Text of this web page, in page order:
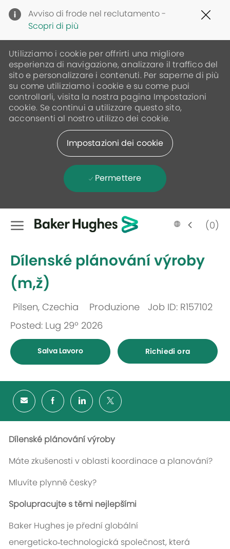
Avviso di frode nel reclutamento -
Scopri di più
Utilizziamo i cookie per offrirti una migliore
esperienza di navigazione, analizzare il traffico del
sito e personalizzare i contenuti. Per saperne di più
su come utilizziamo i cookie e su come puoi
controllarli, visita la nostra pagina Impostazioni
cookie. Se continui a utilizzare questo sito,
acconsenti al nostro utilizzo dei cookie.
Impostazioni dei cookie
Permettere
Skip to main content
Language
selected
Italian (0)
Dílenské plánování výroby
(m,ž)
Ubicazione
Pilsen, Czechia Produzione
Job ID: R157102
Posted: Lug 29º 2026
Salva Lavoro Richiedi ora
Dílenské plánování výroby
Máte zkušenosti v oblasti koordinace a planování?
Mluvíte plynně česky?
Spolupracujte s těmi nejlepšími
Baker Hughes je přední globální
energeticko‑technologická společnost, která